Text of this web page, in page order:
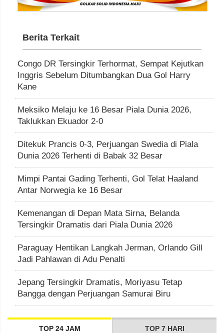
Berita Terkait
Congo DR Tersingkir Terhormat, Sempat Kejutkan
Inggris Sebelum Ditumbangkan Dua Gol Harry
Kane
Meksiko Melaju ke 16 Besar Piala Dunia 2026,
Taklukkan Ekuador 2-0
Ditekuk Prancis 0-3, Perjuangan Swedia di Piala
Dunia 2026 Terhenti di Babak 32 Besar
Mimpi Pantai Gading Terhenti, Gol Telat Haaland
Antar Norwegia ke 16 Besar
Kemenangan di Depan Mata Sirna, Belanda
Tersingkir Dramatis dari Piala Dunia 2026
Paraguay Hentikan Langkah Jerman, Orlando Gill
Jadi Pahlawan di Adu Penalti
Jepang Tersingkir Dramatis, Moriyasu Tetap
Bangga dengan Perjuangan Samurai Biru
TOP 24 JAM TOP 7 HARI